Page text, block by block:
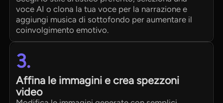
voce AI o clona la tua voce per la narrazione e
aggiungi musica di sottofondo per aumentare il
coinvolgimento emotivo.
3.
Affina le immagini e crea spezzoni
video